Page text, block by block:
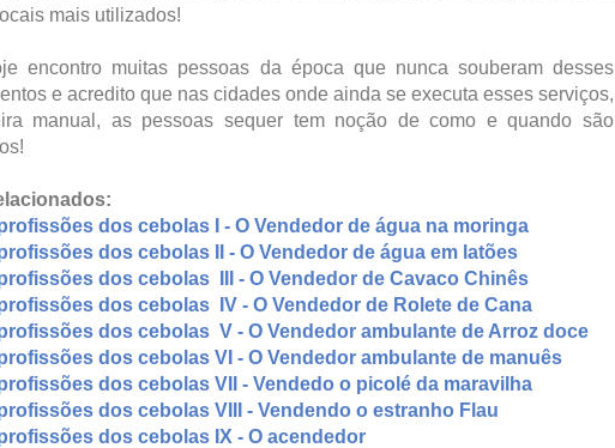
mais utilizados!
encontro muitas pessoas da época que nunca souberam desses
e acredito que nas cidades onde ainda se executa esses serviços,
manual, as pessoas sequer tem noção de como e quando são
dos cebolas I - O Vendedor de água na moringa
dos cebolas II - O Vendedor de água em latões
dos cebolas III - O Vendedor de Cavaco Chinês
dos cebolas IV - O Vendedor de Rolete de Cana
dos cebolas V - O Vendedor ambulante de Arroz doce
dos cebolas VI - O Vendedor ambulante de manuês
dos cebolas VII - Vendedo o picolé da maravilha
dos cebolas VIII - Vendendo o estranho Flau
dos cebolas IX - O acendedor